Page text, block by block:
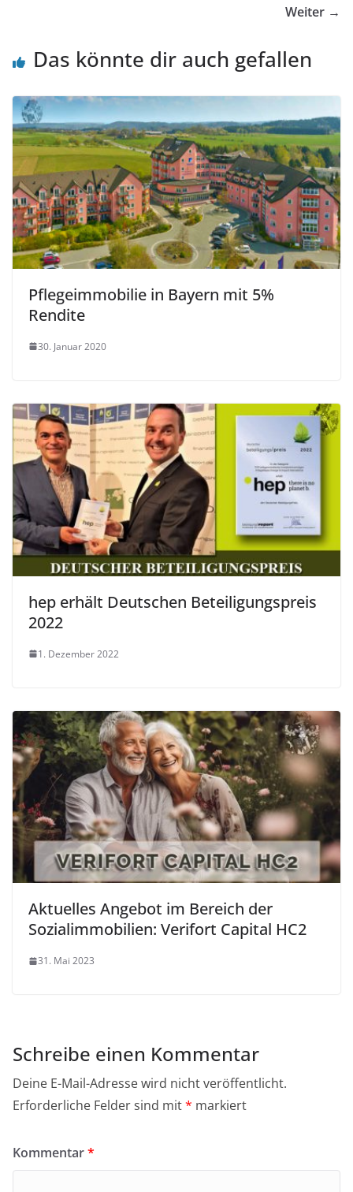
Weiter →
Das könnte dir auch gefallen
Pflegeimmobilie in Bayern mit 5%
Rendite
30. Januar 2020
hep erhält Deutschen Beteiligungspreis
2022
1. Dezember 2022
Aktuelles Angebot im Bereich der
Sozialimmobilien: Verifort Capital HC2
31. Mai 2023
Schreibe einen Kommentar
Deine E-Mail-Adresse wird nicht veröffentlicht.
Erforderliche Felder sind mit* markiert
Kommentar*